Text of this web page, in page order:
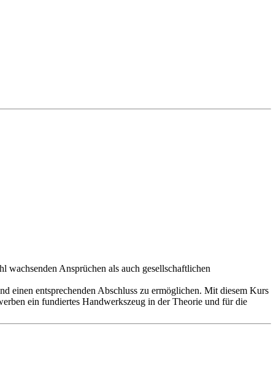
Ansprüchen als auch gesellschaftlichen
einen entsprechenden Abschluss zu ermöglichen. Mit diesem Kurs
ein fundiertes Handwerkszeug in der Theorie und für die